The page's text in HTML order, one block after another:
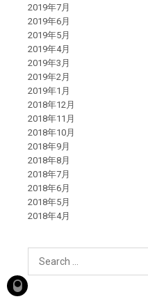
2019年7月
2019年6月
2019年5月
2019年4月
2019年3月
2019年2月
2019年1月
2018年12月
2018年11月
2018年10月
2018年9月
2018年8月
2018年7月
2018年6月
2018年5月
2018年4月